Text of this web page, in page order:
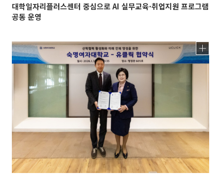
대학일자리플러스센터 중심으로 AI 실무교육·취업지원 프로그램
공동 운영